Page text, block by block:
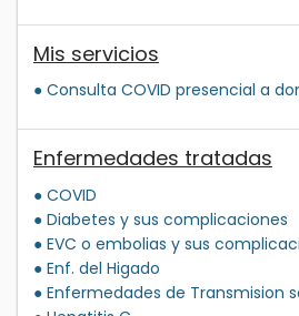
Mis servicios
● Consulta COVID presencial a
Enfermedades tratadas
● COVID
● Diabetes y sus complicaciones
● EVC o embolias y sus
● Enf. del Higado
● Enfermedades de Transmision